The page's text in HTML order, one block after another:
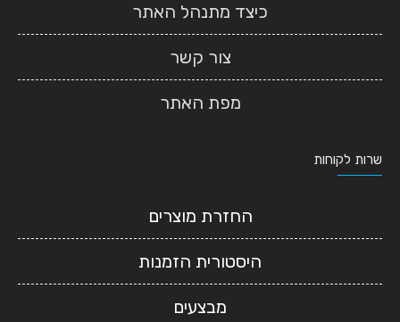
כיצד מתנהל האתר
צור קשר
מפת האתר
שרות לקוחות
החזרת מוצרים
היסטורית הזמנות
מבצעים